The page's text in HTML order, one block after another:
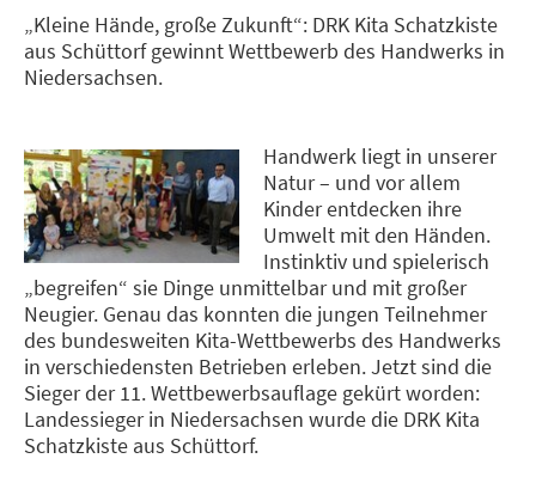
„Kleine Hände, große Zukunft“: DRK Kita Schatzkiste
aus Schüttorf gewinnt Wettbewerb des Handwerks in
Niedersachsen.
Handwerk liegt in unserer
Natur – und vor allem
Kinder entdecken ihre
Umwelt mit den Händen.
Instinktiv und spielerisch
„begreifen“ sie Dinge unmittelbar und mit großer
Neugier. Genau das konnten die jungen Teilnehmer
des bundesweiten Kita-Wettbewerbs des Handwerks
in verschiedensten Betrieben erleben. Jetzt sind die
Sieger der 11. Wettbewerbsauflage gekürt worden:
Landessieger in Niedersachsen wurde die DRK Kita
Schatzkiste aus Schüttorf.